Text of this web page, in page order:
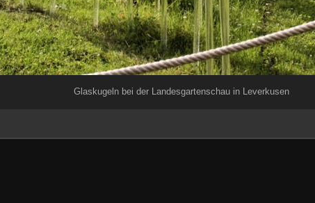
Glaskugeln bei der Landesgartenschau in Leverkusen